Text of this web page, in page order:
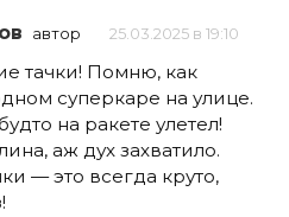
автор 25.03.2025 в 19:10
тачки! Помню, как
суперкаре на улице.
на ракете улетел!
аж дух захватило.
— это всегда круто,